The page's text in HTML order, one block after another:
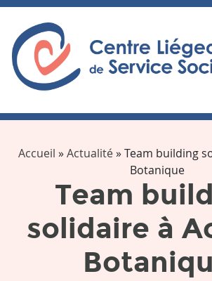
Accueil »Actualité»Team building
Botanique
Team
solidaire à